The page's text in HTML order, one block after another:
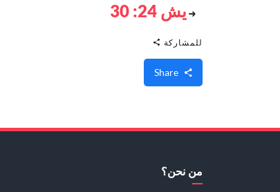
يش 24: 30
للمشاركة
من نحن؟